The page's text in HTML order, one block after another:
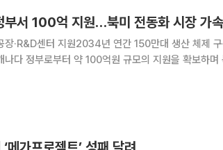
부서 100억 지원…북미 전동화 시장 가속
센터 지원2034년 연간 150만대 생산 체제 구축 한국앤
나다 정부로부터 약 100억원 규모의 지원을 확보하며
간 150만대 생산 체제를 구축할 계획이